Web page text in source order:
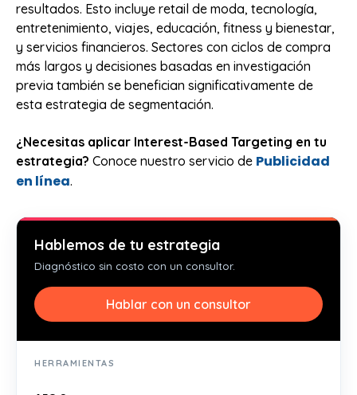
resultados. Esto incluye retail de moda, tecnología,
entretenimiento, viajes, educación, fitness y bienestar,
y servicios financieros. Sectores con ciclos de compra
más largos y decisiones basadas en investigación
previa también se benefician significativamente de
esta estrategia de segmentación.
¿Necesitas aplicar Interest-Based Targeting en tu
estrategia? Conoce nuestro servicio de Publicidad
en línea.
Hablemos de tu estrategia
Diagnóstico sin costo con un consultor.
Hablar con un consultor
HERRAMIENTAS